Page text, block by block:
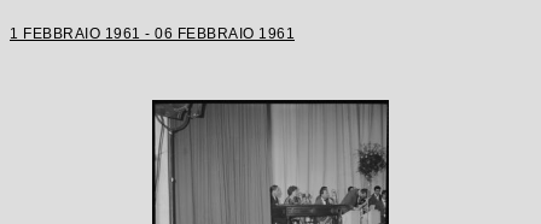
1 FEBBRAIO 1961 - 06 FEBBRAIO 1961